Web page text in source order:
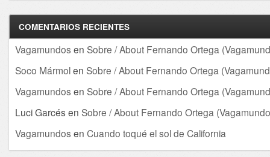
COMENTARIOS RECIENTES
Vagamundos en Sobre / About Fernando Ortega
Soco Mármolen Sobre / About Fernando Ortega
Vagamundos en Sobre / About Fernando Ortega
Luci Garcés en Sobre / About Fernando Ortega
Vagamundos en Cuando toqué el sol de California